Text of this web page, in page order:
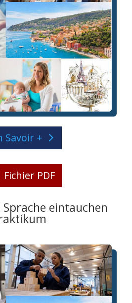
Savoir +
Fichier PDF
eintauchen